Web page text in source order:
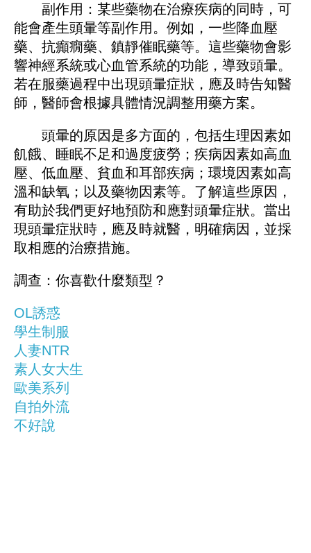
副作用：某些藥物在治療疾病的同時，可
能會產生頭暈等副作用。例如，一些降血壓
藥、抗癲癇藥、鎮靜催眠藥等。這些藥物會影
響神經系統或心血管系統的功能，導致頭暈。
若在服藥過程中出現頭暈症狀，應及時告知醫
師，醫師會根據具體情況調整用藥方案。
頭暈的原因是多方面的，包括生理因素如
飢餓、睡眠不足和過度疲勞；疾病因素如高血
壓、低血壓、貧血和耳部疾病；環境因素如高
溫和缺氧；以及藥物因素等。了解這些原因，
有助於我們更好地預防和應對頭暈症狀。當出
現頭暈症狀時，應及時就醫，明確病因，並採
取相應的治療措施。
調查：你喜歡什麼類型？
OL誘惑
學生制服
人妻NTR
素人女大生
歐美系列
自拍外流
不好說